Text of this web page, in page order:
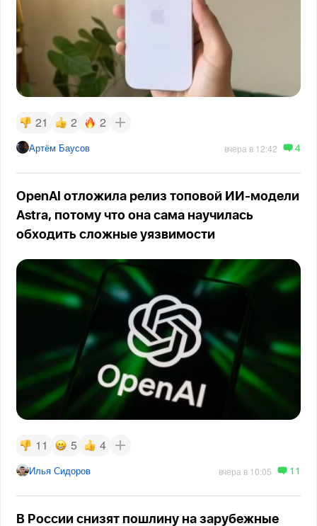
21 2 2
Артём Баусов вчера в 12:42 4
OpenAI отложила релиз топовой ИИ-модели
Astra, потому что она сама научилась
обходить сложные уязвимости
11 5 4
Илья Сидоров вчера в 10:05 11
В России снизят пошлину на зарубежные